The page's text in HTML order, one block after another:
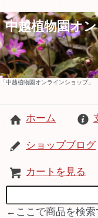
中越植物園オ
「中越植物園オンラインショップ」
ホーム
ショップブログ
カートを見る
←ここで商品を検索